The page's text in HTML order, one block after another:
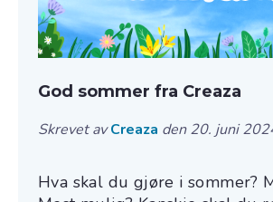
God sommer fra Creaza
Skrevet avCreaza den 20. juni
Hva skal du gjøre i sommer?